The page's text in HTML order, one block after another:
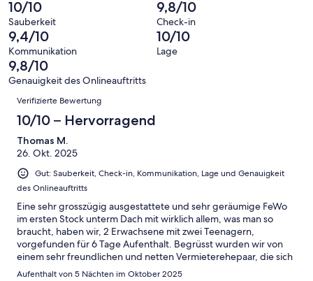
10
-
Hervorragend
Bewertung
von
8
-
Gut
eine
Bewertung
von
6
-
Okay
Gästebewertungen
haben
eine
Bewertung
von
4
10
Gästebewertungen
haben
eine
Bewertung
10/10
Sauberkeit
9,8/10
Check-in
9,4/10
Kommunikation
10/10
Lage
9,8/10
Genauigkeit des Onlineauftritts
Bewertungen
Verifizierte Bewertung
10/10 – Hervorragend
Thomas M.
26. Okt. 2025
Gut: Sauberkeit, Check-in, Kommunikation, Lage und Genauigkeit
des Onlineauftritts
Eine sehr grosszügig ausgestattete und sehr geräumige FeWo
im ersten Stock unterm Dach mit wirklich allem, was man so
braucht, haben wir, 2 Erwachsene mit zwei Teenagern,
vorgefunden für 6 Tage Aufenthalt. Begrüsst wurden wir von
einem sehr freundlichen und netten Vermieterehepaar, die sich
sehr um uns bemühten. Besonders die beiden kleinen
Aufenthalt von 5 Nächten im Oktober 2025